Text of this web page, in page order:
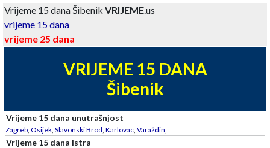
Vrijeme 15 dana ŠibenikVRIJEME.us
vrijeme 15 dana
vrijeme 25 dana
VRIJEME 15 DANA
Šibenik
Vrijeme 15 dana unutrašnjost
Zagreb, Osijek, Slavonski Brod, Karlovac, Varaždin,
Vrijeme 15 dana Istra